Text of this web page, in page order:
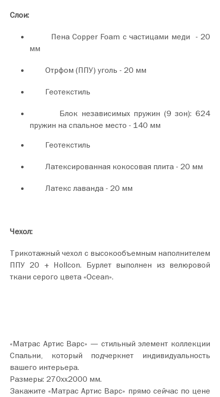
Слои:
Пена Сopper Foam c частицами меди - 20
мм
Отрфом (ППУ) уголь - 20 мм
Геотекстиль
Блок независимых пружин (9 зон): 624
пружин на спальное место - 140 мм
Геотекстиль
Латексированная кокосовая плита - 20 мм
Латекс лаванда - 20 мм
Чехол:
Трикотажный чехол с высокообъемным наполнителем
ППУ 20 + Hollcon. Бурлет выполнен из велюровой
ткани серого цвета «Ocean».
«Матрас Артис Варс» — стильный элемент коллекции
Спальни, который подчеркнет индивидуальность
вашего интерьера.
Размеры: 270хх2000 мм.
Закажите «Матрас Артис Варс» прямо сейчас по цене